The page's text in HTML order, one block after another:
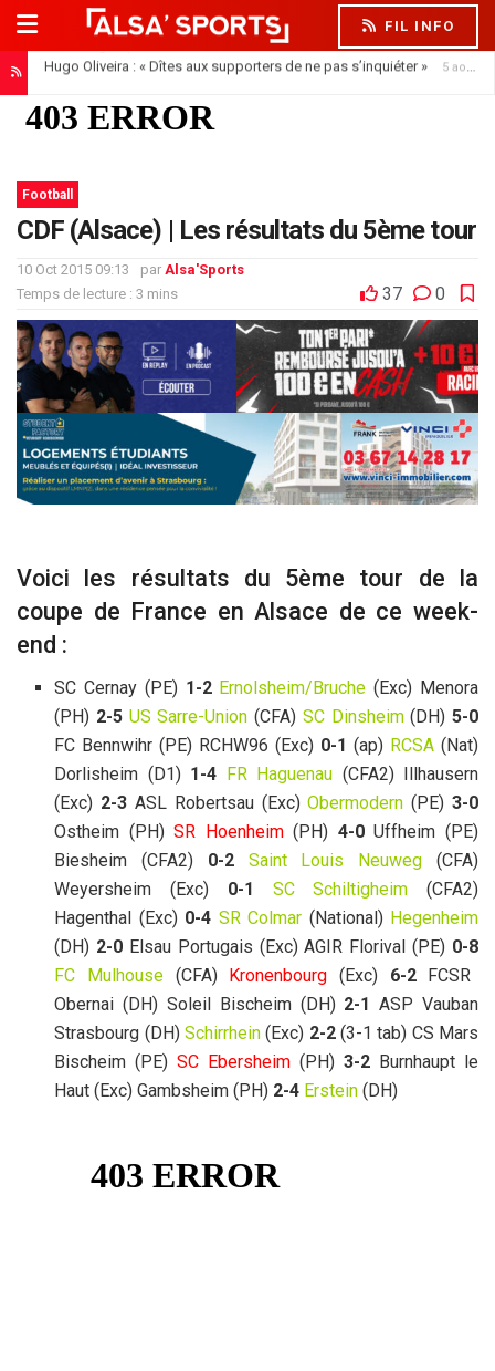
FIL INFO
Hugo Oliveira : « Dîtes aux supporters de ne pas s’inquiéter » 5 août 2026
Football
CDF (Alsace) | Les résultats du 5ème tour
10 Oct 2015 09:13 par Alsa'Sports
Temps de lecture : 3 mins
37 0
Voici les résultats du 5ème tour de la
coupe de France en Alsace de ce week-
end :
SC Cernay (PE) 1-2 Ernolsheim/Bruche (Exc) Menora
(PH) 2-5 US Sarre-Union (CFA) SC Dinsheim(DH)5-0
FC Bennwihr (PE) RCHW96 (Exc) 0-1 (ap) RCSA (Nat)
Dorlisheim (D1) 1-4 FR Haguenau (CFA2) Illhausern
(Exc) 2-3 ASL Robertsau (Exc)Obermodern (PE)3-0
Ostheim (PH)SR Hoenheim(PH) 4-0Uffheim (PE)
Biesheim (CFA2) 0-2 Saint Louis Neuweg (CFA)
Weyersheim (Exc) 0-1 SC Schiltigheim (CFA2)
Hagenthal (Exc) 0-4 SR Colmar (National) Hegenheim
(DH) 2-0 Elsau Portugais (Exc) AGIR Florival (PE) 0-8
FC Mulhouse(CFA) Kronenbourg (Exc) 6-2FCSR
Obernai (DH) Soleil Bischeim (DH) 2-1 ASP Vauban
Strasbourg (DH) Schirrhein(Exc) 2-2(3-1 tab) CS Mars
Bischeim (PE)SC Ebersheim (PH)3-2 Burnhaupt le
Haut (Exc) Gambsheim (PH) 2-4 Erstein (DH)